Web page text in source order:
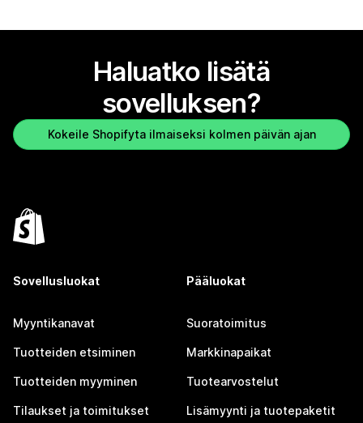
Haluatko lisätä
sovelluksen?
Kokeile Shopifyta ilmaiseksi kolmen päivän ajan
Sovellusluokat
Myyntikanavat
Tuotteiden etsiminen
Tuotteiden myyminen
Tilaukset ja toimitukset
Pääluokat
Suoratoimitus
Markkinapaikat
Tuotearvostelut
Lisämyynti ja tuotepaketit